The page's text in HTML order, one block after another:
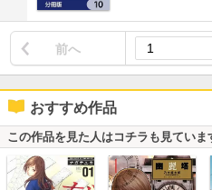
前へ
おすすめ作品
この作品を見た人はコチラも見ていま